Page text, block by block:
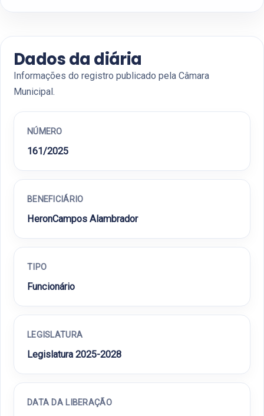
Dados da diária
Informações do registro publicado pela Câmara
Municipal.
NÚMERO
161/2025
BENEFICIÁRIO
HeronCampos Alambrador
TIPO
Funcionário
LEGISLATURA
Legislatura 2025-2028
DATA DA LIBERAÇÃO